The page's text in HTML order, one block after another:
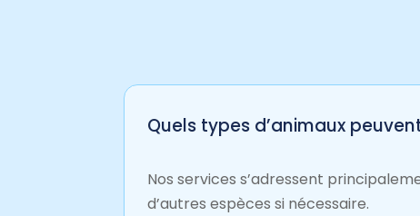
Quels types d’animaux
Nos services s’adressent
d’autres espèces si nécessaire.